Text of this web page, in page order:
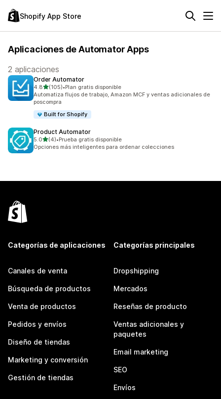
Shopify App Store
Aplicaciones de Automator Apps
2 aplicaciones
Order Automator
4.8de 5 estrellas
(105)
105 reseñas en total
•Plan gratis disponible
Automatiza flujos de trabajo, Amazon MCF y ventas adicionales de
poscompra
Built for Shopify
Product Automator
5.0de 5 estrellas
(4)
4 reseñas en total
•Prueba gratis disponible
Opciones más inteligentes para ordenar colecciones
Categorías de aplicaciones
Canales de venta
Búsqueda de productos
Venta de productos
Pedidos y envíos
Diseño de tiendas
Marketing y conversión
Gestión de tiendas
Categorías principales
Dropshipping
Mercados
Reseñas de producto
Ventas adicionales y
paquetes
Email marketing
SEO
Envíos